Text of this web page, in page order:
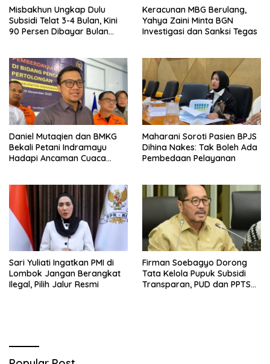
Misbakhun Ungkap Dulu
Subsidi Telat 3-4 Bulan, Kini
90 Persen Dibayar Bulan
Keracunan MBG Berulang,
Yahya Zaini Minta BGN
Investigasi dan Sanksi Tegas
Daniel Mutaqien dan BMKG
Bekali Petani Indramayu
Hadapi Ancaman Cuaca
Maharani Soroti Pasien BPJS
Dihina Nakes: Tak Boleh Ada
Pembedaan Pelayanan
Sari Yuliati Ingatkan PMI di
Lombok Jangan Berangkat
Ilegal, Pilih Jalur Resmi
Firman Soebagyo Dorong
Tata Kelola Pupuk Subsidi
Transparan, PUD dan PPTS